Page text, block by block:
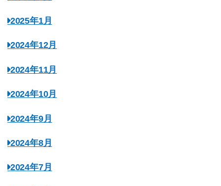
2025年1月
2024年12月
2024年11月
2024年10月
2024年9月
2024年8月
2024年7月